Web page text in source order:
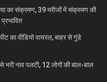
का संक्रमण, 39 मरीजों में संक्रमण की
का वीडियो वायरल, बाहर से गुंडे
भरी नाव पलटी, 12 लोगों की बाल-बाल